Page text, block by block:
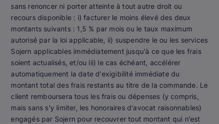
sans renoncer ni porter atteinte à tout autre droit ou
recours disponible : i) facturer le moins élevé des deux
montants suivants : 1,5 % par mois ou le taux maximum
autorisé par la loi applicable, ii) suspendre le ou les services
Sojern applicables immédiatement jusqu'à ce que les frais
soient actualisés, et/ou iii) le cas échéant, accélérer
automatiquement la date d'exigibilité immédiate du
montant total des frais restants au titre de la commande. Le
client remboursera tous les frais ou dépenses (y compris,
mais sans s'y limiter, les honoraires d'avocat raisonnables)
engagés par Sojern pour recouvrer tout montant qui n'est